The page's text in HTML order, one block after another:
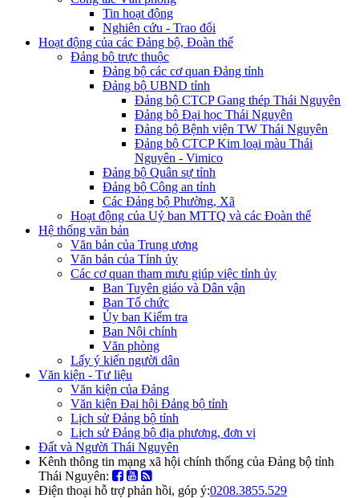
Tin hoạt động
Nghiên cứu - Trao đổi
Hoạt động của các Đảng bộ, Đoàn thể
Đảng bộ trực thuộc
Đảng bộ các cơ quan Đảng tỉnh
Đảng bộ UBND tỉnh
Đảng bộ CTCP Gang thép Thái Nguyên
Đảng bộ Đại học Thái Nguyên
Đảng bộ Bệnh viện TW Thái Nguyên
Đảng bộ CTCP Kim loại màu Thái
Nguyên - Vimico
Đảng bộ Quân sự tỉnh
Đảng bộ Công an tỉnh
Các Đảng bộ Phường, Xã
Hoạt động của Uỷ ban MTTQ và các Đoàn thể
Hệ thống văn bản
Văn bản của Trung ương
Văn bản của Tỉnh ủy
Các cơ quan tham mưu giúp việc tỉnh ủy
Ban Tuyên giáo và Dân vận
Ban Tổ chức
Ủy ban Kiểm tra
Ban Nội chính
Văn phòng
Lấy ý kiến người dân
Văn kiện - Tư liệu
Văn kiện của Đảng
Văn kiện Đại hội Đảng bộ tỉnh
Lịch sử Đảng bộ tỉnh
Lịch sử Đảng bộ địa phương, đơn vị
Đất và Người Thái Nguyên
Kênh thông tin mạng xã hội chính thống của Đảng bộ tỉnh
Thái Nguyên:
Điện thoại hỗ trợ phản hồi, góp ý:0208.3855.529